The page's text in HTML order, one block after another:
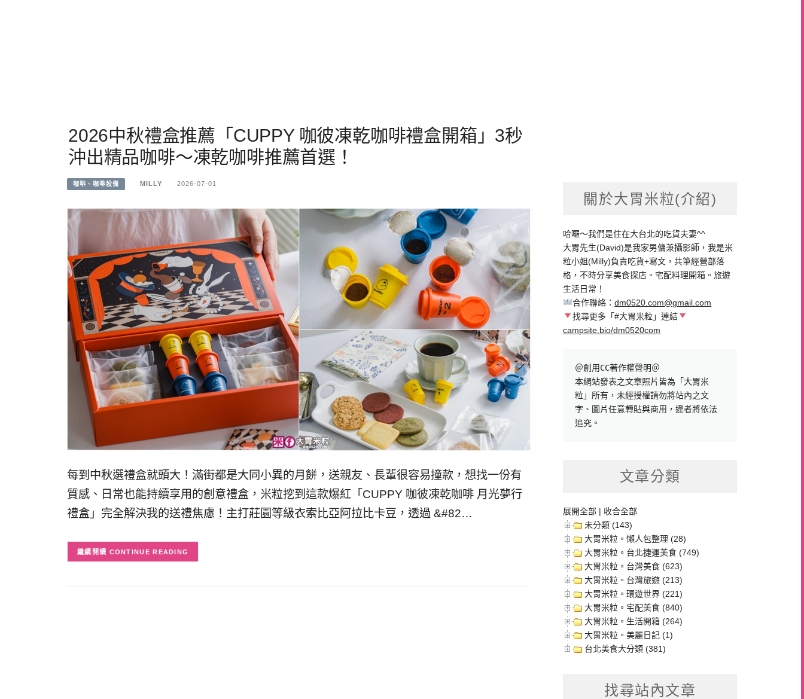
2026中秋禮盒推薦「CUPPY 咖彼凍乾咖啡禮盒開箱」3秒
沖出精品咖啡～凍乾咖啡推薦首選！
咖啡、咖啡設備 MILLY 2026-07-01
每到中秋選禮盒就頭大！滿街都是大同小異的月餅，送親友、長輩很容易撞款，想找一份有
質感、日常也能持續享用的創意禮盒，米粒挖到這款爆紅「CUPPY 咖彼凍乾咖啡 月光夢行
禮盒」完全解決我的送禮焦慮！主打莊園等級衣索比亞阿拉比卡豆，透過 &#82…
CONTINUE READING
關於大胃米粒(介紹)
哈囉～我們是住在大台北的吃貨夫妻^^
大胃先生(David)是我家男傭兼攝影師，我是米
粒小姐(Milly)負責吃貨+寫文，共筆經營部落
格，不時分享美食探店。宅配料理開箱。旅遊
生活日常！
合作聯絡：dm0520.com@gmail.com
找尋更多「#大胃米粒」連結
campsite.bio/dm0520com
＠創用CC著作權聲明＠
本網站發表之文章照片皆為「大胃米
粒」所有，未經授權請勿將站內之文
字、圖片任意轉貼與商用，違者將依法
追究。
文章分類
展開全部 | 收合全部
未分類 (143)
大胃米粒。懶人包整理 (28)
大胃米粒。台北捷運美食 (749)
大胃米粒。台灣美食 (623)
大胃米粒。台灣旅遊 (213)
大胃米粒。環遊世界 (221)
大胃米粒。宅配美食 (840)
大胃米粒。生活開箱 (264)
大胃米粒。美麗日記 (1)
台北美食大分類 (381)
找尋站內文章